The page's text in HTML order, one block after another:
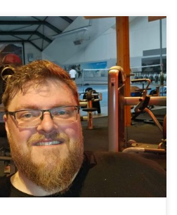
beruflich wie auch privat sitze ich
in den letzten Jahren die
was der Figur und Kondition nicht
bei der Firma Hymer und meine
[…]